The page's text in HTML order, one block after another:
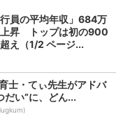
行員の平均年収」684万
上昇 トップは初の900
え（1/2 ページ...
士・てぃ先生がアドバ
だい”に、どん...